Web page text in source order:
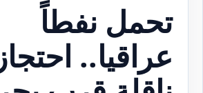
تحمل نفطاً
عراقيا.. احتجاز